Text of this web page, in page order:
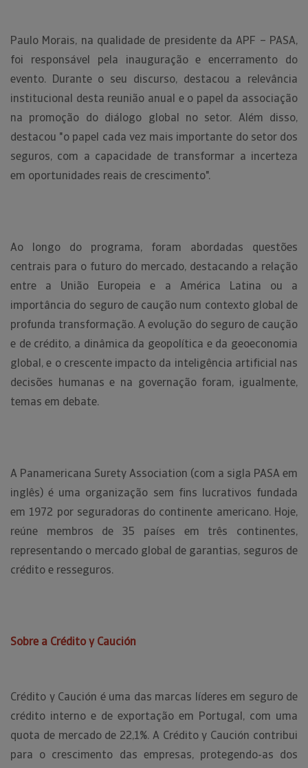
Paulo Morais, na qualidade de presidente da APF – PASA,
foi responsável pela inauguração e encerramento do
evento. Durante o seu discurso, destacou a relevância
institucional desta reunião anual e o papel da associação
na promoção do diálogo global no setor. Além disso,
destacou "o papel cada vez mais importante do setor dos
seguros, com a capacidade de transformar a incerteza
em oportunidades reais de crescimento".
Ao longo do programa, foram abordadas questões
centrais para o futuro do mercado, destacando a relação
entre a União Europeia e a América Latina ou a
importância do seguro de caução num contexto global de
profunda transformação. A evolução do seguro de caução
e de crédito, a dinâmica da geopolítica e da geoeconomia
global, e o crescente impacto da inteligência artificial nas
decisões humanas e na governação foram, igualmente,
temas em debate.
A Panamericana Surety Association (com a sigla PASA em
inglês) é uma organização sem fins lucrativos fundada
em 1972 por seguradoras do continente americano. Hoje,
reúne membros de 35 países em três continentes,
representando o mercado global de garantias, seguros de
crédito e resseguros.
Sobre a Crédito y Caución
Crédito y Caución é uma das marcas líderes em seguro de
crédito interno e de exportação em Portugal, com uma
quota de mercado de 22,1%. A Crédito y Caución contribui
para o crescimento das empresas, protegendo-as dos